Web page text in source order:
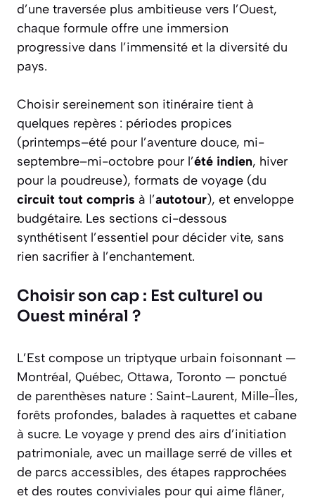
d’une traversée plus ambitieuse vers l’Ouest,
chaque formule offre une immersion
progressive dans l’immensité et la diversité du
pays.
Choisir sereinement son itinéraire tient à
quelques repères : périodes propices
(printemps–été pour l’aventure douce, mi-
septembre–mi-octobre pour l’été indien, hiver
pour la poudreuse), formats de voyage (du
circuit tout compris à l’autotour), et enveloppe
budgétaire. Les sections ci-dessous
synthétisent l’essentiel pour décider vite, sans
rien sacrifier à l’enchantement.
Choisir son cap : Est culturel ou
Ouest minéral ?
L’Est compose un triptyque urbain foisonnant —
Montréal, Québec, Ottawa, Toronto — ponctué
de parenthèses nature : Saint-Laurent, Mille-Îles,
forêts profondes, balades à raquettes et cabane
à sucre. Le voyage y prend des airs d’initiation
patrimoniale, avec un maillage serré de villes et
de parcs accessibles, des étapes rapprochées
et des routes conviviales pour qui aime flâner,